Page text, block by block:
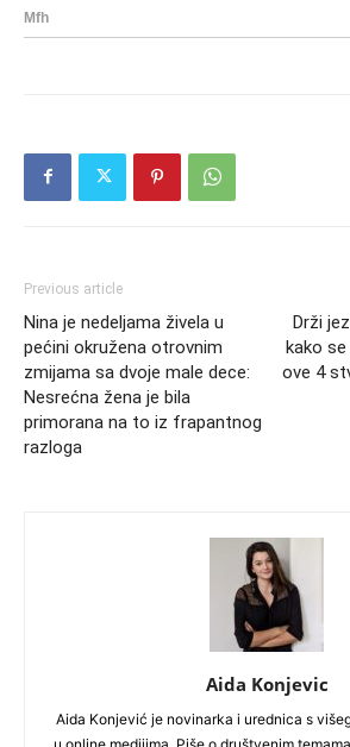
Previous article
Nina je nedeljama živela u
pećini okružena otrovnim
zmijama sa dvoje male dece:
Nesrećna žena je bila
primorana na to iz frapantnog
razloga
Drži
kako
ove 4
Aida Konjevic
Aida Konjević je novinarka i urednica s